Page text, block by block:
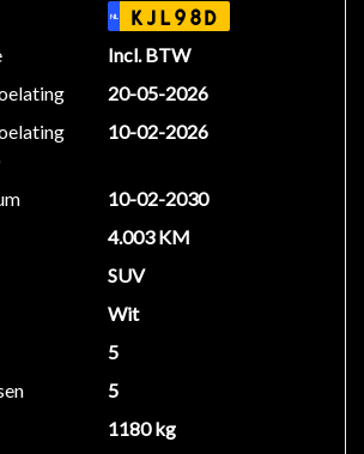
NL KJL98D
Incl. BTW
20-05-2026
10-02-2026
10-02-2030
4.003 KM
SUV
Wit
5
5
1180 kg